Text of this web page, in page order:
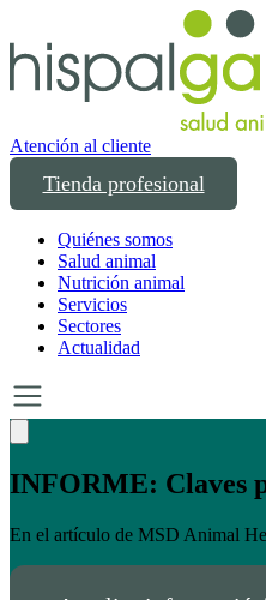
Atención al cliente
Tienda profesional
Quiénes somos
Salud animal
Nutrición animal
Servicios
Sectores
Actualidad
la
con SIP Consultors,